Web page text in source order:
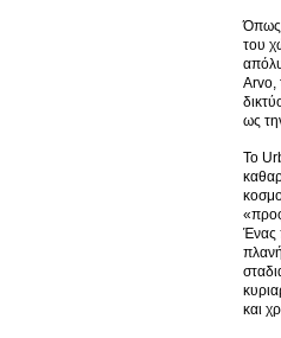
Όπως
του
Arvo,
ως
Το
Ένας
και